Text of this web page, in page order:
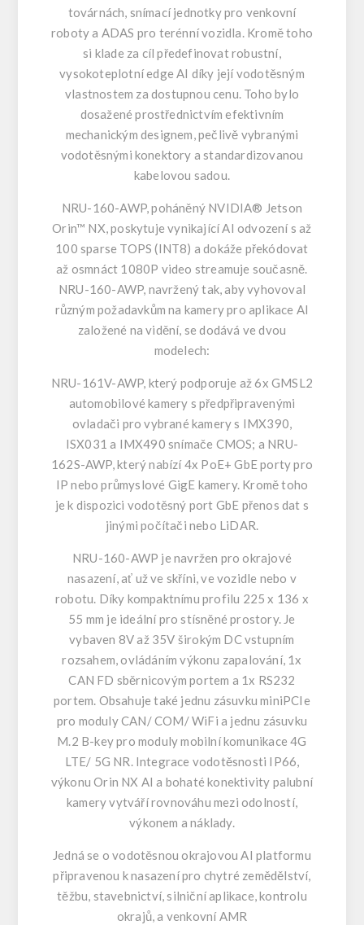
továrnách, snímací jednotky pro venkovní
roboty a ADAS pro terénní vozidla. Kromě toho
si klade za cíl předefinovat robustní,
vysokoteplotní edge AI díky její vodotěsným
vlastnostem za dostupnou cenu. Toho bylo
dosažené prostřednictvím efektivním
mechanickým designem, pečlivě vybranými
vodotěsnými konektory a standardizovanou
kabelovou sadou.
NRU-160-AWP, poháněný NVIDIA® Jetson
Orin™ NX, poskytuje vynikající AI odvození s až
100 sparse TOPS (INT8) a dokáže překódovat
až osmnáct 1080P video streamuje současně.
NRU-160-AWP, navržený tak, aby vyhovoval
různým požadavkům na kamery pro aplikace AI
založené na vidění, se dodává ve dvou
modelech:
NRU-161V-AWP, který podporuje až 6x GMSL2
automobilové kamery s předpřipravenými
ovladači pro vybrané kamery s IMX390,
ISX031 a IMX490 snímače CMOS; a NRU-
162S-AWP, který nabízí 4x PoE+ GbE porty pro
IP nebo průmyslové GigE kamery. Kromě toho
je k dispozici vodotěsný port GbE přenos dat s
jinými počítači nebo LiDAR.
NRU-160-AWP je navržen pro okrajové
nasazení, ať už ve skříni, ve vozidle nebo v
robotu. Díky kompaktnímu profilu 225 x 136 x
55 mm je ideální pro stísněné prostory. Je
vybaven 8V až 35V širokým DC vstupním
rozsahem, ovládáním výkonu zapalování, 1x
CAN FD sběrnicovým portem a 1x RS232
portem. Obsahuje také jednu zásuvku miniPCIe
pro moduly CAN/ COM/ WiFi a jednu zásuvku
M.2 B-key pro moduly mobilní komunikace 4G
LTE/ 5G NR. Integrace vodotěsnosti IP66,
výkonu Orin NX AI a bohaté konektivity palubní
kamery vytváří rovnováhu mezi odolností,
výkonem a náklady.
Jedná se o vodotěsnou okrajovou AI platformu
připravenou k nasazení pro chytré zemědělství,
těžbu, stavebnictví, silniční aplikace, kontrolu
okrajů, a venkovní AMR